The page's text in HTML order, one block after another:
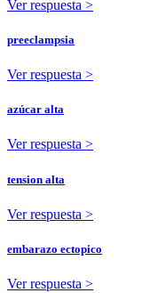
Ver respuesta >
preeclampsia
Ver respuesta >
azúcar alta
Ver respuesta >
tension alta
Ver respuesta >
embarazo ectopico
Ver respuesta >